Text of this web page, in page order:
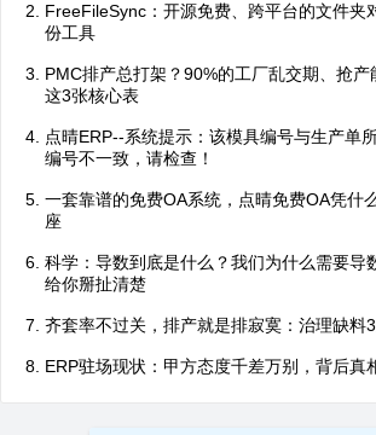
FreeFileSync：开源免费、跨平台的文件夹
份工具
PMC排产总打架？90%的工厂乱交期、抢
这3张核心表
点晴ERP--系统提示：该模具编号与生产单
编号不一致，请检查！
一套靠谱的免费OA系统，点晴免费OA凭什
座
科学：导数到底是什么？我们为什么需要导
给你掰扯清楚
齐套率不过关，排产就是排寂寞：治理缺料
ERP驻场现状：甲方态度千差万别，背后真